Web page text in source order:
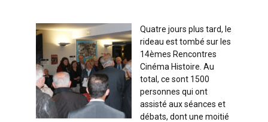
Quatre jours plus tard, le
rideau est tombé sur les
14èmes Rencontres
Cinéma Histoire. Au
total, ce sont 1500
personnes qui ont
assisté aux séances et
débats, dont une moitié